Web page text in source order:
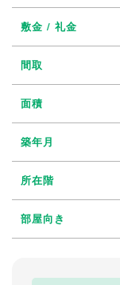
敷金 / 礼金
間取
面積
築年月
所在階
部屋向き